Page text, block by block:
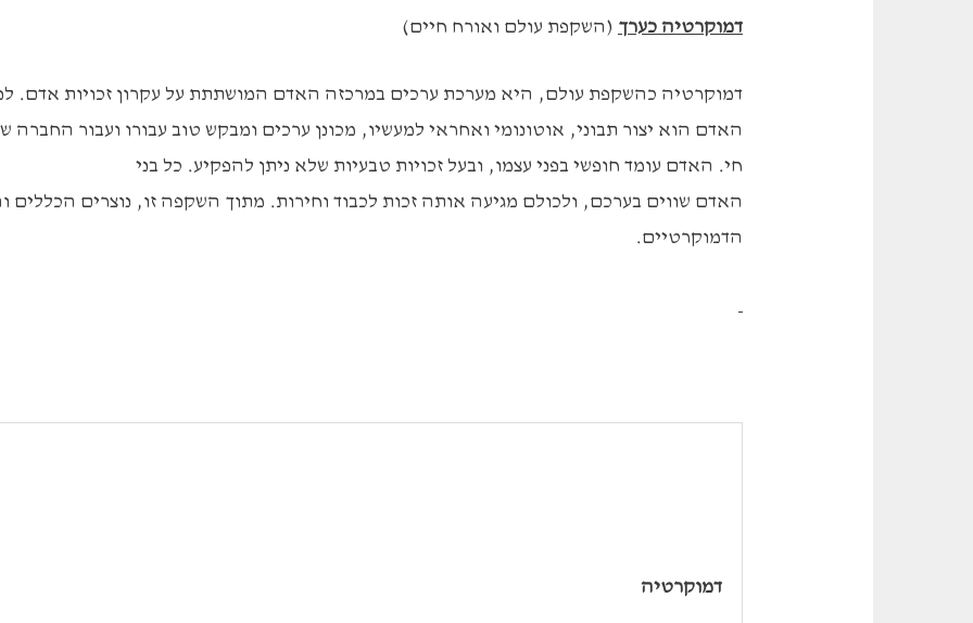
דמוקרטיה כערך (השקפת עולם ואורח חיים)
דמוקרטיה כהשקפת עולם, היא מערכת ערכים במרכזה האדם המושתתת על עקרון זכויות אדם.
האדם הוא יצור תבוני, אוטונומי ואחראי למעשיו, מכונן ערכים ומבקש טוב עבורו ועבור החברה
חי. האדם עומד חופשי בפני עצמו, ובעל זכויות טבעיות שלא ניתן להפקיע. כל בני
האדם שווים בערכם, ולכולם מגיעה אותה זכות לכבוד וחירות. מתוך השקפה זו, נוצרים הכללים
הדמוקרטיים.
דמוקרטיה